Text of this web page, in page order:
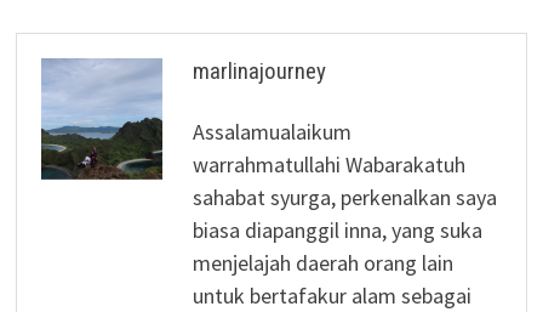
marlinajourney
Assalamualaikum
warrahmatullahi Wabarakatuh
sahabat syurga, perkenalkan saya
biasa diapanggil inna, yang suka
menjelajah daerah orang lain
untuk bertafakur alam sebagai